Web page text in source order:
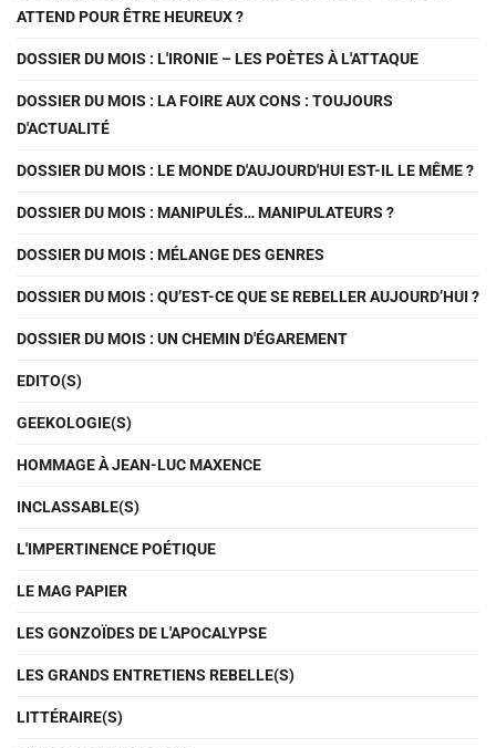
ATTEND POUR ÊTRE HEUREUX ?
DOSSIER DU MOIS : L'IRONIE – LES POÈTES À L'ATTAQUE
DOSSIER DU MOIS : LA FOIRE AUX CONS : TOUJOURS
D'ACTUALITÉ
DOSSIER DU MOIS : LE MONDE D'AUJOURD'HUI EST-IL LE MÊME ?
DOSSIER DU MOIS : MANIPULÉS… MANIPULATEURS ?
DOSSIER DU MOIS : MÉLANGE DES GENRES
DOSSIER DU MOIS : QU’EST-CE QUE SE REBELLER AUJOURD’HUI ?
DOSSIER DU MOIS : UN CHEMIN D'ÉGAREMENT
EDITO(S)
GEEKOLOGIE(S)
HOMMAGE À JEAN-LUC MAXENCE
INCLASSABLE(S)
L'IMPERTINENCE POÉTIQUE
LE MAG PAPIER
LES GONZOÏDES DE L'APOCALYPSE
LES GRANDS ENTRETIENS REBELLE(S)
LITTÉRAIRE(S)